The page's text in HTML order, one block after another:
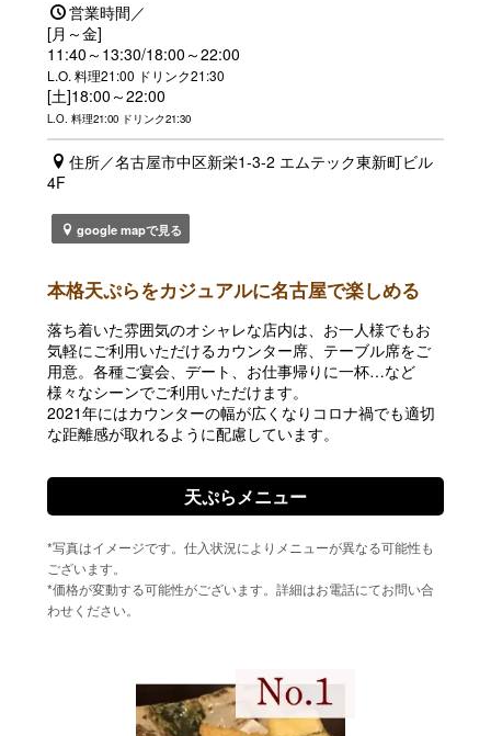
営業時間／
[月～金]
11:40～13:30/18:00～22:00
L.O. 料理21:00 ドリンク21:30
[土]18:00～22:00
L.O. 料理21:00 ドリンク21:30
住所／名古屋市中区新栄1-3-2 エムテック東新町ビル
4F
google mapで見る
本格天ぷらをカジュアルに名古屋で楽しめる
落ち着いた雰囲気のオシャレな店内は、お一人様でもお
気軽にご利用いただけるカウンター席、テーブル席をご
用意。各種ご宴会、デート、お仕事帰りに一杯…など
様々なシーンでご利用いただけます。
2021年にはカウンターの幅が広くなりコロナ禍でも適切
な距離感が取れるように配慮しています。
天ぷらメニュー
*写真はイメージです。仕入状況によりメニューが異なる可能性も
ございます。
*価格が変動する可能性がございます。詳細はお電話にてお問い合
わせください。